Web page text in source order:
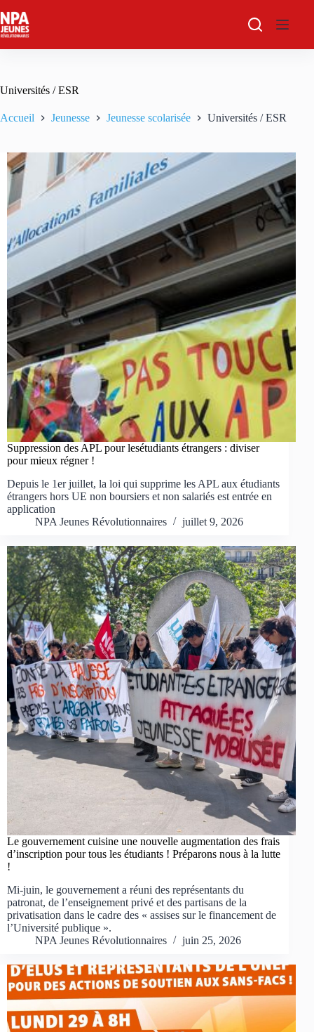
au
contenu
Universités / ESR
Accueil Jeunesse Jeunesse scolarisée Universités / ESR
Suppression des APL pour lesétudiants étrangers : diviser
pour mieux régner !
Depuis le 1er juillet, la loi qui supprime les APL aux étudiants
étrangers hors UE non boursiers et non salariés est entrée en
application
NPA Jeunes Révolutionnaires
juillet 9, 2026
Le gouvernement cuisine une nouvelle augmentation des frais
d’inscription pour tous les étudiants ! Préparons nous à la lutte
!
Mi-juin, le gouvernement a réuni des représentants du
patronat, de l’enseignement privé et des partisans de la
privatisation dans le cadre des « assises sur le financement de
l’Université publique ».
NPA Jeunes Révolutionnaires
juin 25, 2026